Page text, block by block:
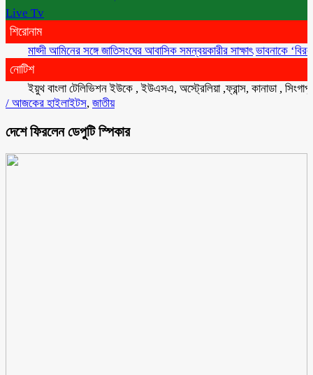
Live Tv
শিরোনাম
মাহ্দী আমিনের সঙ্গে জাতিসংঘের আবাসিক সমন্বয়কারীর সাক্ষাৎ ভাবনাকে ‘বিরল
নোটিশ
ইয়ুথ বাংলা টেলিভিশন ইউকে , ইউএসএ, অস্ট্রেলিয়া ,ফ্রান্স, কানাডা , সিংগাপুর ,
/ আজকের হাইলাইটস, জাতীয়
দেশে ফিরলেন ডেপুটি স্পিকার